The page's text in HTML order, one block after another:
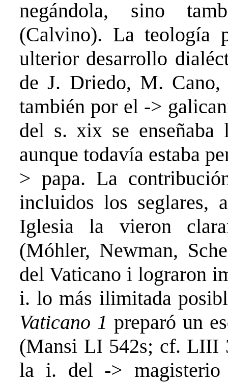
negándola, sino
(Calvino). La teología
ulterior desarrollo
de J. Driedo, M.
también por el ->
del s. xix se
aunque todavía estaba
> papa. La
incluidos los
Iglesia la vieron
(Móhler, Newman,
del Vaticano i lograron
i. lo más ilimitada
Vaticano 1 preparó un
(Mansi LI 542s; cf. LIII
la i. del -> magisterio